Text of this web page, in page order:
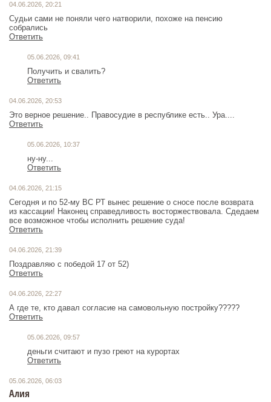
04.06.2026, 20:21
Судьи сами не поняли чего натворили, похоже на пенсию
собрались
Ответить
05.06.2026, 09:41
Получить и свалить?
Ответить
04.06.2026, 20:53
Это верное решение.. Правосудие в республике есть.. Ура....
Ответить
05.06.2026, 10:37
ну-ну...
Ответить
04.06.2026, 21:15
Сегодня и по 52-му ВС РТ вынес решение о сносе после возврата
из кассации! Наконец справедливость восторжествовала. Сдедаем
все возможное чтобы исполнить решение суда!
Ответить
04.06.2026, 21:39
Поздравляю с победой 17 от 52)
Ответить
04.06.2026, 22:27
А где те, кто давал согласие на самовольную постройку?????
Ответить
05.06.2026, 09:57
деньги считают и пузо греют на курортах
Ответить
05.06.2026, 06:03
Алия